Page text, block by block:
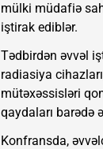
mülki müdafiə
iştirak ediblər.
Tədbirdən əvvəl
radiasiya
mütəxəssisləri
qaydaları barədə
Konfransda,